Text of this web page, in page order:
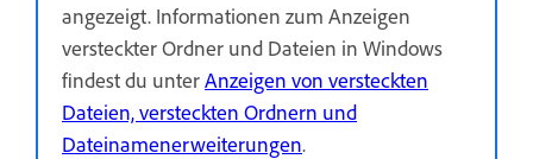
angezeigt. Informationen zum Anzeigen
versteckter Ordner und Dateien in Windows
findest du unterAnzeigen von versteckten
Dateien, versteckten Ordnern und
Dateinamenerweiterungen.